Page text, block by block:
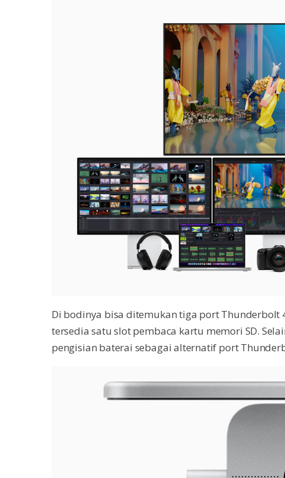
Di bodinya bisa ditemukan tiga port Thunderbolt
tersedia satu slot pembaca kartu memori SD.
pengisian baterai sebagai alternatif port